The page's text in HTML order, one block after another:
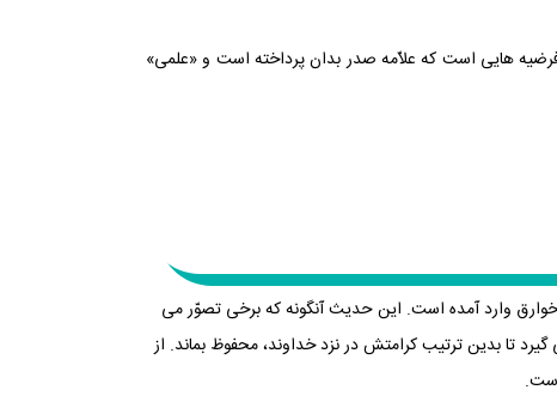
هایی است که علاّمه صدر بدان پرداخته است و «علمی»
وارد آمده است. این حدیث آن‏گونه که برخی تصوّر می
تا بدین ترتیب کرامتش در نزد خداوند، محفوظ بماند. از